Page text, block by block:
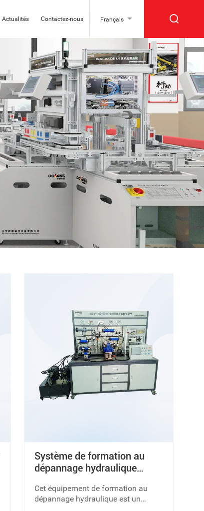
Actualités Contactez-nous Français
Système de formation au
dépannage hydraulique
Cet équipement de formation au
dépannage hydraulique est un